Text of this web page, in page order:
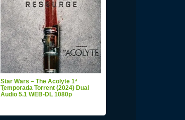
Star Wars – The Acolyte 1ª
Temporada Torrent (2024) Dual
Áudio 5.1 WEB-DL 1080p